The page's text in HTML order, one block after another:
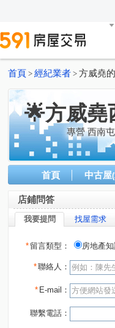
首頁 > 經紀業者 > 方威堯
🌟方威堯
專營 西南
首頁 中古屋
店鋪問答
我要提問 找屋需求
* 留言類型： 房地產
*聯絡人：
* E-mail：
聯繫電話：